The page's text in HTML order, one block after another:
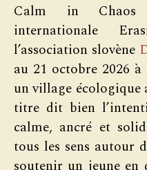
Calm in
internationale
l’association slovène
au 21 octobre 2026 à
un village écologique
titre dit bien
calme, ancré et
tous les sens autour